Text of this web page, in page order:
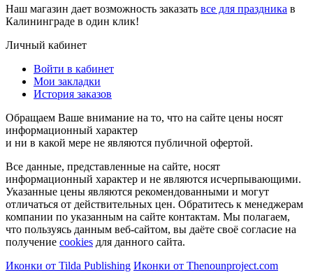
Наш магазин дает возможность заказать все для праздника в
Калининграде в один клик!
Личный кабинет
Войти в кабинет
Мои закладки
История заказов
Обращаем Ваше внимание на то, что на сайте цены носят
информационный характер
и ни в какой мере не являются публичной офертой.
Все данные, представленные на сайте, носят
информационный характер и не являются исчерпывающими.
Указанные цены являются рекомендованными и могут
отличаться от действительных цен. Обратитесь к менеджерам
компании по указанным на сайте контактам. Мы полагаем,
что пользуясь данным веб-сайтом, вы даёте своё согласие на
получение cookies для данного сайта.
Иконки от Tilda Publishing Иконки от Thenounproject.com